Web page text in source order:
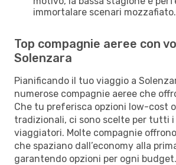
immortalare scenari mozzafiato.
Top compagnie aeree con
Solenzara
Pianificando il tuo viaggio a
numerose compagnie aeree che
Che tu preferisca opzioni low-cost
tradizionali, ci sono scelte per tutti
viaggiatori. Molte compagnie
che spaziano dall’economy alla
garantendo opzioni per ogni budget.